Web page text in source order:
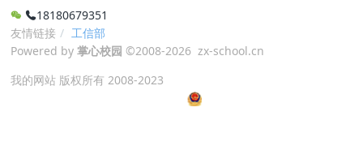
18180679351
友情链接
工信部
Powered by掌心校园 ©2008-2026 zx-school.cn
我的网站 版权所有 2008-2023